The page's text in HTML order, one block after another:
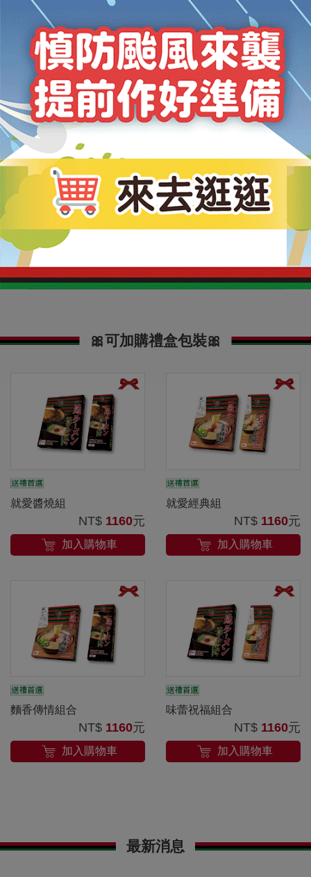
NT$4500元
加入購物車
NT$2376元
加入購物車
一蘭豚骨拌拉麵-20袋組
NT$ 4200 元
加入購物車
【一拉就走】細麵24盒組
NT$ 18960元
🎀可加購禮盒包裝🎀
就愛醬燒組
NT$ 1160元
加入購物車
就愛經典組
NT$ 1160元
加入購物車
麵香傳情組合
NT$ 1160元
加入購物車
味蕾祝福組合
NT$ 1160元
加入購物車
最新消息